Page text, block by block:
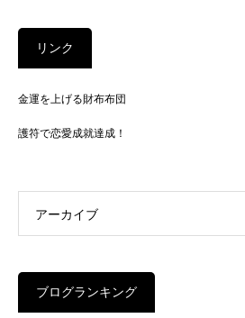
リンク
金運を上げる財布布団
護符で恋愛成就達成！
アーカイブ
ブログランキング